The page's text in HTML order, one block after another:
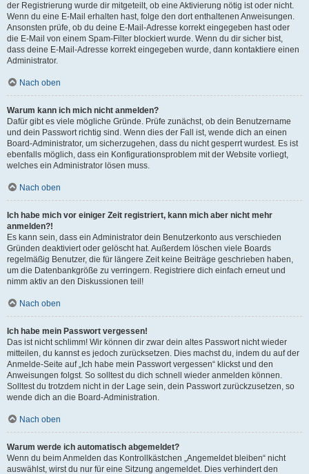
der Registrierung wurde dir mitgeteilt, ob eine Aktivierung nötig ist oder nicht.
Wenn du eine E-Mail erhalten hast, folge den dort enthaltenen Anweisungen.
Ansonsten prüfe, ob du deine E-Mail-Adresse korrekt eingegeben hast oder
die E-Mail von einem Spam-Filter blockiert wurde. Wenn du dir sicher bist,
dass deine E-Mail-Adresse korrekt eingegeben wurde, dann kontaktiere einen
Administrator.
Nach oben
Warum kann ich mich nicht anmelden?
Dafür gibt es viele mögliche Gründe. Prüfe zunächst, ob dein Benutzername
und dein Passwort richtig sind. Wenn dies der Fall ist, wende dich an einen
Board-Administrator, um sicherzugehen, dass du nicht gesperrt wurdest. Es ist
ebenfalls möglich, dass ein Konfigurationsproblem mit der Website vorliegt,
welches ein Administrator lösen muss.
Nach oben
Ich habe mich vor einiger Zeit registriert, kann mich aber nicht mehr
anmelden?!
Es kann sein, dass ein Administrator dein Benutzerkonto aus verschieden
Gründen deaktiviert oder gelöscht hat. Außerdem löschen viele Boards
regelmäßig Benutzer, die für längere Zeit keine Beiträge geschrieben haben,
um die Datenbankgröße zu verringern. Registriere dich einfach erneut und
nimm aktiv an den Diskussionen teil!
Nach oben
Ich habe mein Passwort vergessen!
Das ist nicht schlimm! Wir können dir zwar dein altes Passwort nicht wieder
mitteilen, du kannst es jedoch zurücksetzen. Dies machst du, indem du auf der
Anmelde-Seite auf „Ich habe mein Passwort vergessen“ klickst und den
Anweisungen folgst. So solltest du dich schnell wieder anmelden können.
Solltest du trotzdem nicht in der Lage sein, dein Passwort zurückzusetzen, so
wende dich an die Board-Administration.
Nach oben
Warum werde ich automatisch abgemeldet?
Wenn du beim Anmelden das Kontrollkästchen „Angemeldet bleiben“ nicht
auswählst, wirst du nur für eine Sitzung angemeldet. Dies verhindert den